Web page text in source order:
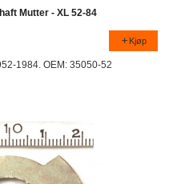
Mutter - XL 52-84
Kjøp
1984. OEM: 35050-52